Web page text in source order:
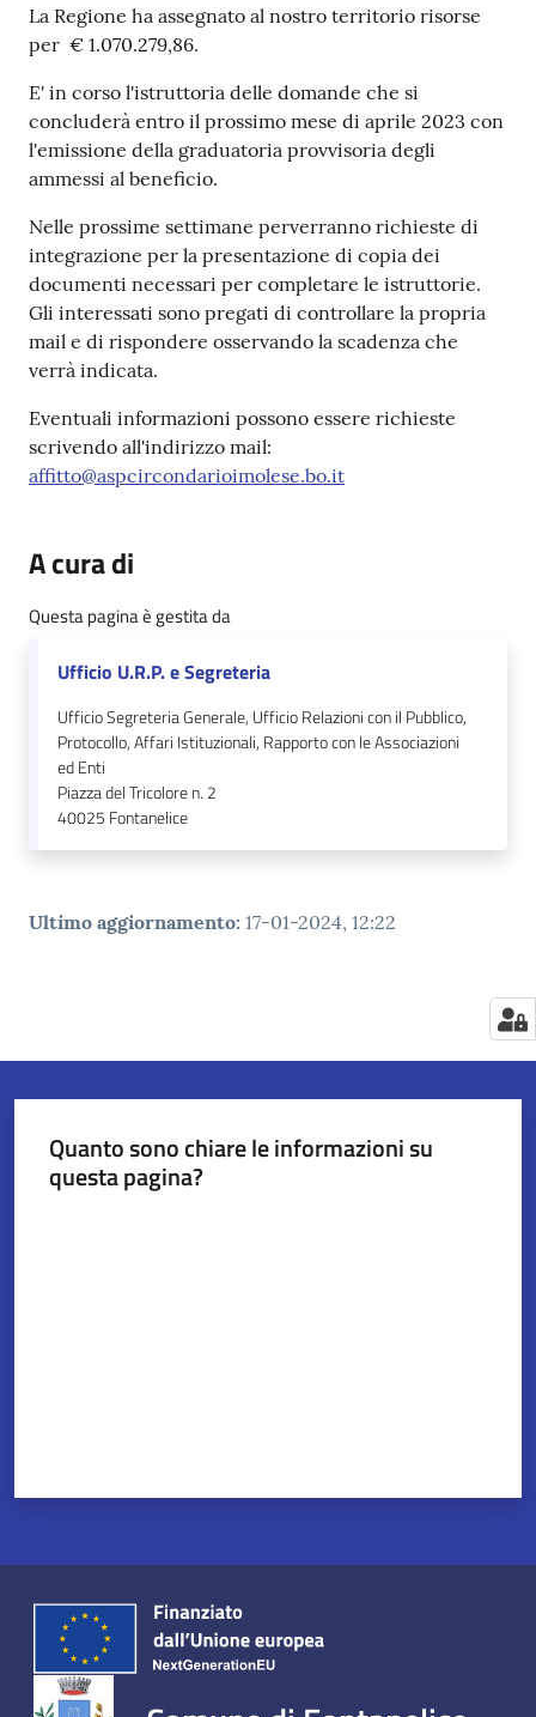
La Regione ha assegnato al nostro territorio risorse
per € 1.070.279,86.
E' in corso l'istruttoria delle domande che si
concluderà entro il prossimo mese di aprile 2023 con
l'emissione della graduatoria provvisoria degli
ammessi al beneficio.
Nelle prossime settimane perverranno richieste di
integrazione per la presentazione di copia dei
documenti necessari per completare le istruttorie.
Gli interessati sono pregati di controllare la propria
mail e di rispondere osservando la scadenza che
verrà indicata.
Eventuali informazioni possono essere richieste
scrivendo all'indirizzo mail:
affitto@aspcircondarioimolese.bo.it
A cura di
Questa pagina è gestita da
Ufficio U.R.P. e Segreteria
Ufficio Segreteria Generale, Ufficio Relazioni con il Pubblico,
Protocollo, Affari Istituzionali, Rapporto con le Associazioni
ed Enti
Piazza del Tricolore n. 2
40025 Fontanelice
Ultimo aggiornamento: 17-01-2024, 12:22
Quanto sono chiare le informazioni su
questa pagina?